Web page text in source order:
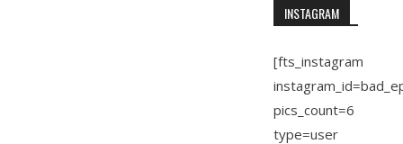
INSTAGRAM
[fts_instagram
pics_count=6
type=user